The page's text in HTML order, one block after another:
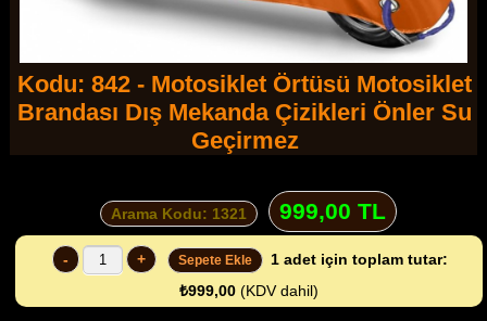
Kodu: 842 - Motosiklet Örtüsü Motosiklet
Brandası Dış Mekanda Çizikleri Önler Su
Geçirmez
Arama Kodu: 1321 999,00 TL
- + Sepete Ekle 1 adet için toplam tutar:
₺999,00(KDV dahil)